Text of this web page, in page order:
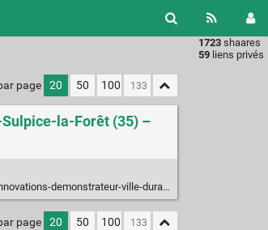
1723 shaares
59 liens privés
page 20 50 100
la-Forêt (35) –
ville-durable-saint-sulpice-la-foret/
page 20 50 100